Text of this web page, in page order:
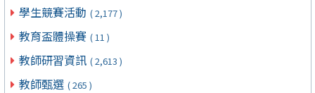
學生競賽活動 ( 2,177 )
教育盃體操賽 ( 11 )
教師研習資訊 ( 2,613 )
教師甄選 ( 265 )